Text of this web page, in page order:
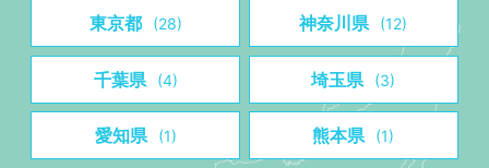
東京都 (28) 神奈川県 (12)
千葉県 (4) 埼玉県 (3)
愛知県 (1) 熊本県 (1)